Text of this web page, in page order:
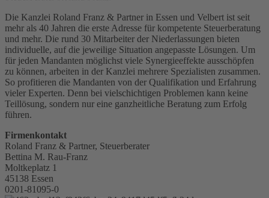
Die Kanzlei Roland Franz & Partner in Essen und Velbert ist seit
mehr als 40 Jahren die erste Adresse für kompetente Steuerberatung
und mehr. Die rund 30 Mitarbeiter der Niederlassungen bieten
individuelle, auf die jeweilige Situation angepasste Lösungen. Um
für jeden Mandanten möglichst viele Synergieeffekte ausschöpfen
zu können, arbeiten in der Kanzlei mehrere Spezialisten zusammen.
So profitieren die Mandanten von der Qualifikation und Erfahrung
vieler Experten. Denn bei vielschichtigen Problemen kann keine
Teillösung, sondern nur eine ganzheitliche Beratung zum Erfolg
führen.
Firmenkontakt
Roland Franz & Partner, Steuerberater
Bettina M. Rau-Franz
Moltkeplatz 1
45138 Essen
0201-81095-0